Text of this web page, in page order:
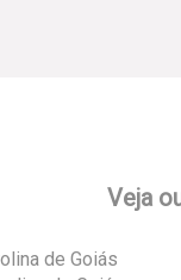
Veja
de Goiás